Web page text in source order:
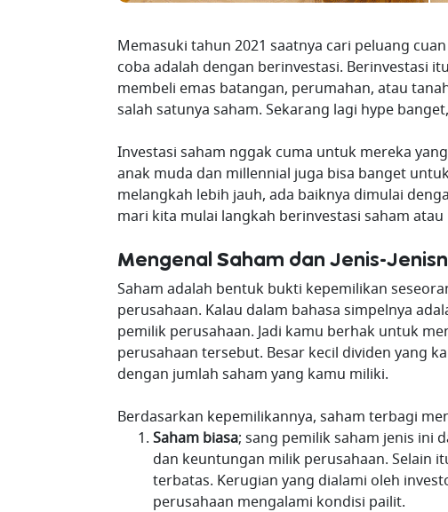
Memasuki tahun 2021 saatnya cari peluang
coba adalah dengan berinvestasi. Berinvestasi
membeli emas batangan, perumahan, atau
salah satunya saham. Sekarang lagi hype
Investasi saham nggak cuma untuk mereka
anak muda dan millennial juga bisa banget
melangkah lebih jauh, ada baiknya dimulai
mari kita mulai langkah berinvestasi saham
Mengenal Saham dan Jenis-
Saham adalah bentuk bukti kepemilikan
perusahaan. Kalau dalam bahasa simpelnya
pemilik perusahaan. Jadi kamu berhak untuk
perusahaan tersebut. Besar kecil dividen yang
dengan jumlah saham yang kamu miliki.
Berdasarkan kepemilikannya, saham terbagi
Saham biasa; sang pemilik saham jenis ini
dan keuntungan milik perusahaan. Selain
terbatas. Kerugian yang dialami oleh
perusahaan mengalami kondisi pailit.